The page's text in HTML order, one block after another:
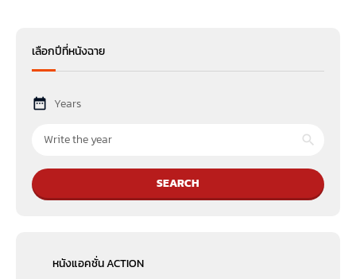
เลือกปีที่หนังฉาย
Years
SEARCH
หนังแอคชั่น ACTION